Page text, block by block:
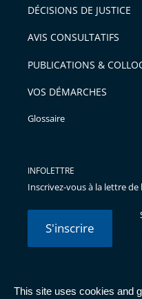
This site uses cookies and
DÉCISIONS DE JUSTICE
AVIS CONSULTATIFS
PUBLICATIONS &
VOS DÉMARCHES
Glossaire
INFOLETTRE
Inscrivez-vous à la lettre
S'inscrire